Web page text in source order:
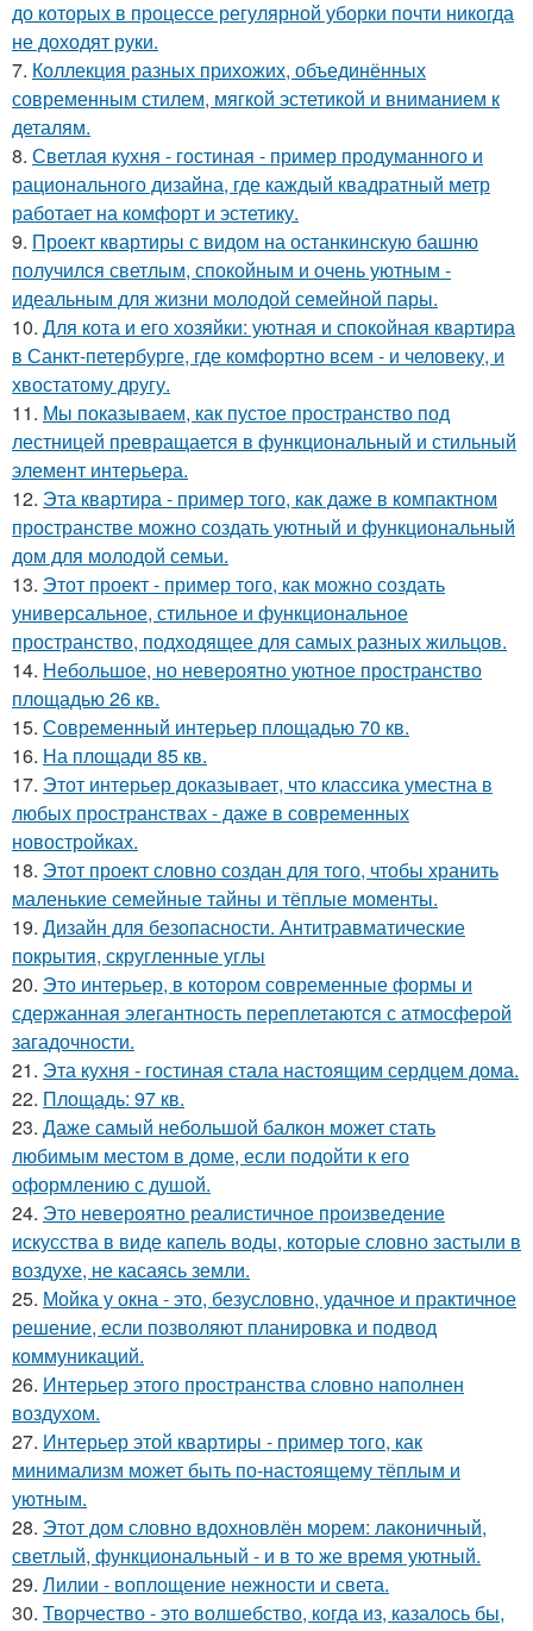
до которых в процессе регулярной уборки почти никогда
не доходят руки.
7. Коллекция разных прихожих, объединённых
современным стилем, мягкой эстетикой и вниманием к
деталям.
8. Светлая кухня - гостиная - пример продуманного и
рационального дизайна, где каждый квадратный метр
работает на комфорт и эстетику.
9. Проект квартиры с видом на останкинскую башню
получился светлым, спокойным и очень уютным -
идеальным для жизни молодой семейной пары.
10. Для кота и его хозяйки: уютная и спокойная квартира
в Санкт-петербурге, где комфортно всем - и человеку, и
хвостатому другу.
11. Мы показываем, как пустое пространство под
лестницей превращается в функциональный и стильный
элемент интерьера.
12. Эта квартира - пример того, как даже в компактном
пространстве можно создать уютный и функциональный
дом для молодой семьи.
13. Этот проект - пример того, как можно создать
универсальное, стильное и функциональное
пространство, подходящее для самых разных жильцов.
14. Небольшое, но невероятно уютное пространство
площадью 26 кв.
15. Современный интерьер площадью 70 кв.
16. На площади 85 кв.
17. Этот интерьер доказывает, что классика уместна в
любых пространствах - даже в современных
новостройках.
18. Этот проект словно создан для того, чтобы хранить
маленькие семейные тайны и тёплые моменты.
19. Дизайн для безопасности. Антитравматические
покрытия, скругленные углы
20. Это интерьер, в котором современные формы и
сдержанная элегантность переплетаются с атмосферой
загадочности.
21. Эта кухня - гостиная стала настоящим сердцем дома.
22. Площадь: 97 кв.
23. Даже самый небольшой балкон может стать
любимым местом в доме, если подойти к его
оформлению с душой.
24. Это невероятно реалистичное произведение
искусства в виде капель воды, которые словно застыли в
воздухе, не касаясь земли.
25. Мойка у окна - это, безусловно, удачное и практичное
решение, если позволяют планировка и подвод
коммуникаций.
26. Интерьер этого пространства словно наполнен
воздухом.
27. Интерьер этой квартиры - пример того, как
минимализм может быть по-настоящему тёплым и
уютным.
28. Этот дом словно вдохновлён морем: лаконичный,
светлый, функциональный - и в то же время уютный.
29. Лилии - воплощение нежности и света.
30. Творчество - это волшебство, когда из, казалось бы,